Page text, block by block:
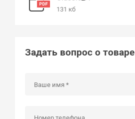
131 кб
Задать вопрос о товаре